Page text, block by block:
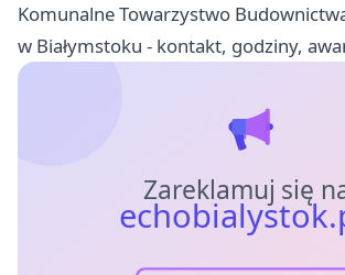
Komunalne Towarzystwo
w Białymstoku - kontakt, godziny,
Zareklamuj się